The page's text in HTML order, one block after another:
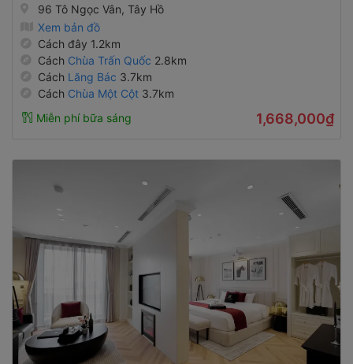
96 Tô Ngọc Vân, Tây Hồ
Xem bản đồ
Cách đây 1.2km
Cách Chùa Trấn Quốc 2.8km
Cách Lăng Bác 3.7km
Cách Chùa Một Cột 3.7km
Miễn phí bữa sáng
1,668,000₫